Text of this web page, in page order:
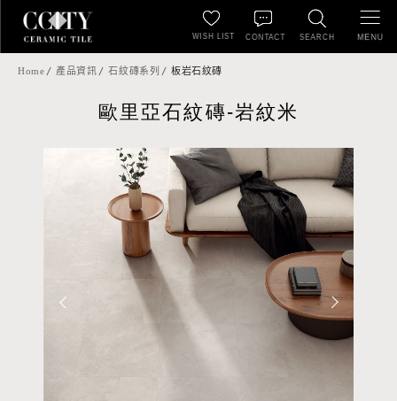
SEARCH
WISH LIST CONTACT MENU
Home 產品資訊 石紋磚系列 板岩石紋磚
歐里亞石紋磚-岩紋米